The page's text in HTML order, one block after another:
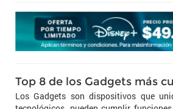
Top 8 de los Gadgets más
Los Gadgets son dispositivos que